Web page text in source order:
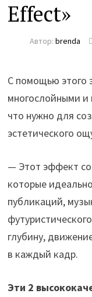
Effect»
Автор:brenda
С помощью этого
многослойными
что нужно для
эстетического
— Этот эффект
которые
публикаций,
глубину,
в каждый кадр.
Эти 2